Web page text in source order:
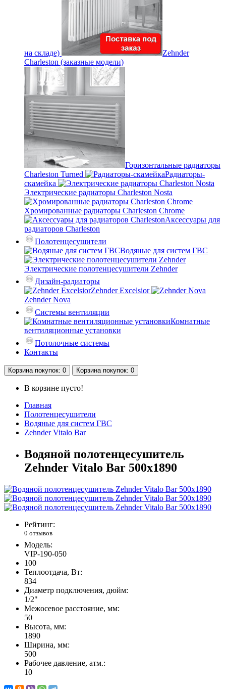
на складе)
Zehnder
Charleston (заказные модели)
Горизонтальные радиаторы
Charleston Turned
Радиаторы-
скамейка
Электрические радиаторы Charleston Nosta
Хромированные радиаторы Charleston Chrome
Аксессуары для
радиаторов Charleston
Полотенцесушители
Водяные для систем ГВС
Электрические полотенцесушители Zehnder
Дизайн-радиаторы
Zehnder Excelsior
Zehnder Nova
Системы вентиляции
Комнатные
вентиляционные установки
Потолочные системы
Контакты
Корзинапокупок: 0 Корзинапокупок: 0
В корзине пусто!
Главная
Полотенцесушители
Водяные для систем ГВС
Zehnder Vitalo Bar
Водяной полотенцесушитель
Zehnder Vitalo Bar 500х1890
Рейтинг:
0 отзывов
Модель:
VIP-190-050
100
Теплоотдача, Вт:
834
Диаметр подключения, дюйм:
1/2"
Межосевое расстояние, мм:
50
Высота, мм:
1890
Ширина, мм:
500
Рабочее давление, атм.:
10